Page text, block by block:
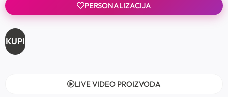
PERSONALIZACIJA
KUPI
LIVE VIDEO PROIZVODA